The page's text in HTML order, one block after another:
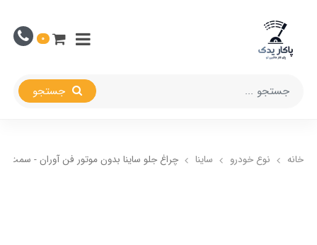
0
خانه نوع خودرو ساینا چراغ جلو ساینا بدون موتور فن آوران - سمت